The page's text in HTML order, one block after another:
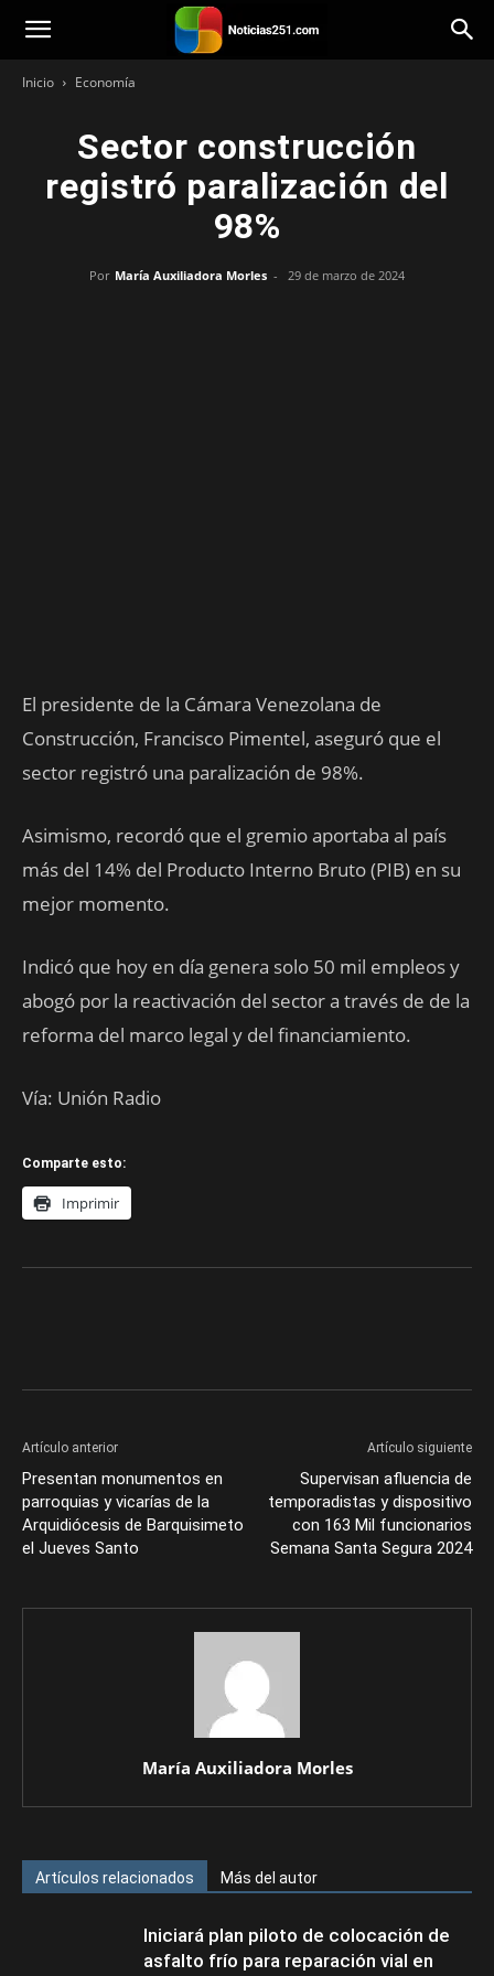
Noticias251
Inicio Economía
Sector construcción
registró paralización del
98%
Por María Auxiliadora Morles - 29 de marzo de 2024
El presidente de la Cámara Venezolana de
Construcción, Francisco Pimentel, aseguró que el
sector registró una paralización de 98%.
Asimismo, recordó que el gremio aportaba al país
más del 14% del Producto Interno Bruto (PIB) en su
mejor momento.
Indicó que hoy en día genera solo 50 mil empleos y
abogó por la reactivación del sector a través de de la
reforma del marco legal y del financiamiento.
Vía: Unión Radio
Comparte esto:
Imprimir
Artículo anterior
Presentan monumentos en
parroquias y vicarías de la
Arquidiócesis de Barquisimeto
el Jueves Santo
Artículo siguiente
Supervisan afluencia de
temporadistas y dispositivo
con 163 Mil funcionarios
Semana Santa Segura 2024
María Auxiliadora Morles
Artículos relacionados Más del autor
Iniciará plan piloto de colocación de
asfalto frío para reparación vial en